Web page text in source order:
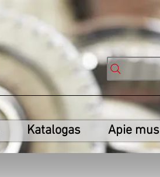
Katalogas Apie mus